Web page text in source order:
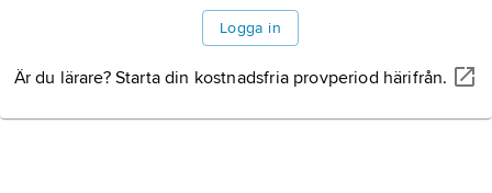
Logga in
Är du lärare? Starta din kostnadsfria provperiod härifrån.